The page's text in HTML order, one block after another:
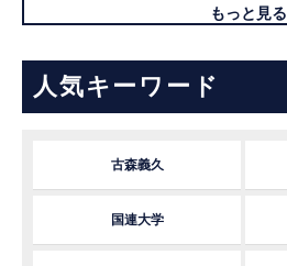
もっと見る
人気キーワード
古森義久
国連大学